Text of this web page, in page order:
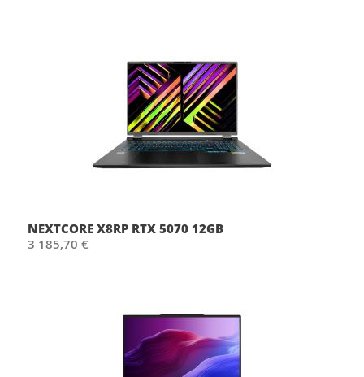
NEXTCORE X8RP RTX 5070 12GB
3 185,70 €